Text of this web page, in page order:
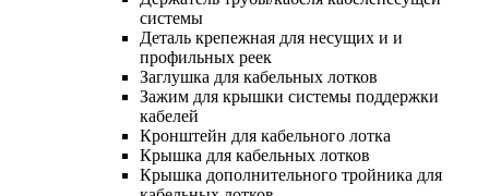
системы
Деталь крепежная для несущих и и
профильных реек
Заглушка для кабельных лотков
Зажим для крышки системы поддержки
кабелей
Кронштейн для кабельного лотка
Крышка для кабельных лотков
Крышка дополнительного тройника для